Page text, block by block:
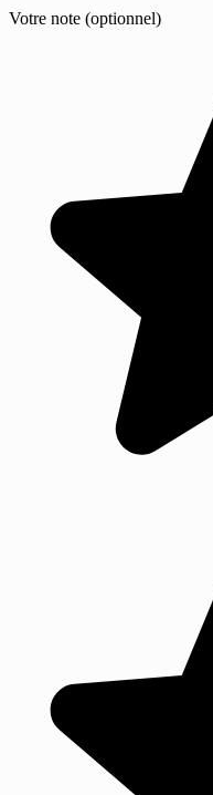
Votre note (optionnel)